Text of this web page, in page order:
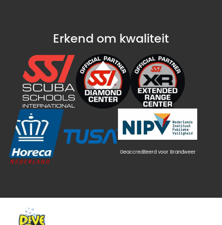
Erkend om kwaliteit
Geaccrediteerd voor Brandweer